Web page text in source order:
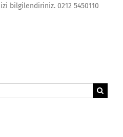
bilgilendiriniz. 0212 5450110